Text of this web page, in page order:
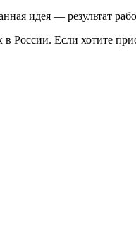
идея — результат
Если хотите